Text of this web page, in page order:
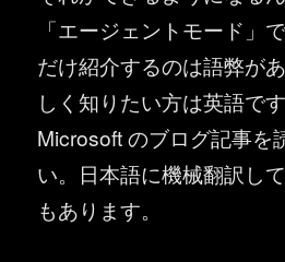
「エージェントモード」
だけ紹介するのは語弊が
しく知りたい方は英語で
Microsoft のブログ記事を
い。日本語に機械翻訳し
もあります。